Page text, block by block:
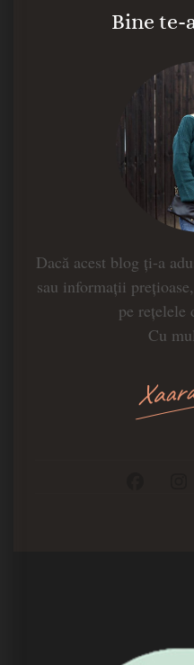
Bine te-
Dacă acest blog ți-a
sau informații
pe rețelele
Cu